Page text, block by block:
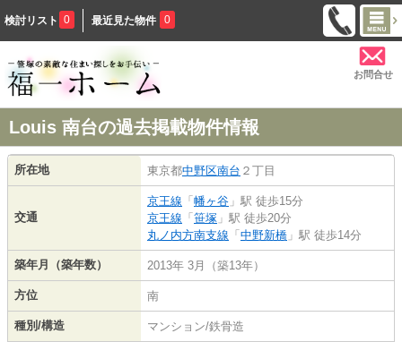
検討リスト 0 最近見た物件 0
お問合せ
Louis 南台の過去掲載物件情報
所在地 東京都中野区南台 ２丁目
交通
京王線 「幡ヶ谷 」駅 徒歩15分
京王線 「笹塚 」駅 徒歩20分
丸ノ内方南支線 「中野新橋 」駅 徒歩14分
築年月（築年数） 2013年 3月（築13年）
方位 南
種別/構造 マンション/鉄骨造